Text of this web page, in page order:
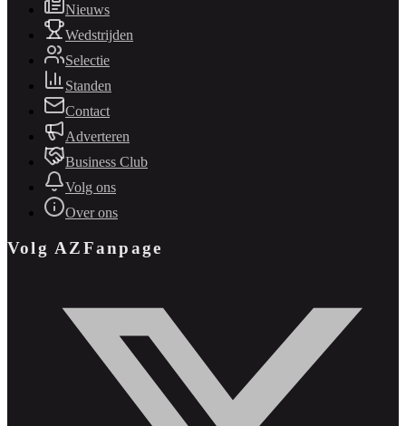
Nieuws
Wedstrijden
Selectie
Standen
Contact
Adverteren
Business Club
Volg ons
Over ons
Volg AZFanpage